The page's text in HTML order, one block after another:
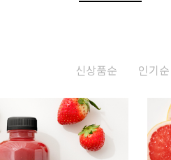
신상품순 인기순